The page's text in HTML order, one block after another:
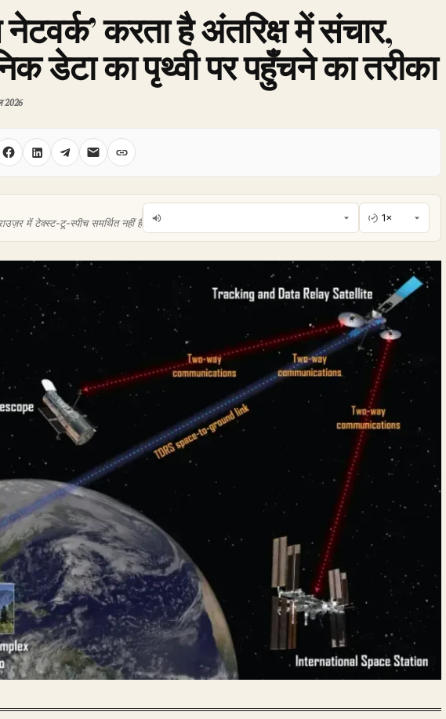
करता है अंतरिक्ष में संचार,
डेटा का पृथ्वी पर पहुँचने का तरीका
2026
में टेक्स्ट-टू-स्पीच समर्थित नहीं है